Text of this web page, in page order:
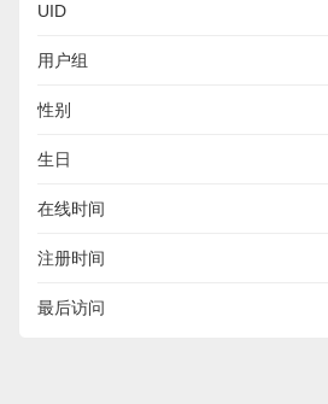
UID
用户组
性别
生日
在线时间
注册时间
最后访问